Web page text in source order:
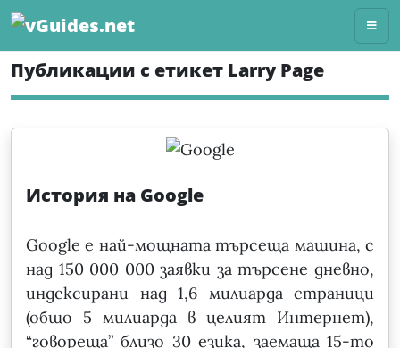
Skip
content
Публикации с етикет Larry Page
История на Google
Google е най-мощната търсеща машина, с
над 150 000 000 заявки за търсене дневно,
индексирани над 1,6 милиарда страници
(общо 5 милиарда в целият Интернет),
“говореща” близо 30 езика, заемаща 15-то